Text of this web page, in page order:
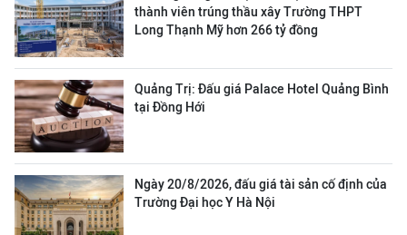
thành viên trúng thầu xây Trường THPT
Long Thạnh Mỹ hơn 266 tỷ đồng
Quảng Trị: Đấu giá Palace Hotel Quảng Bình
tại Đồng Hới
Ngày 20/8/2026, đấu giá tài sản cố định của
Trường Đại học Y Hà Nội